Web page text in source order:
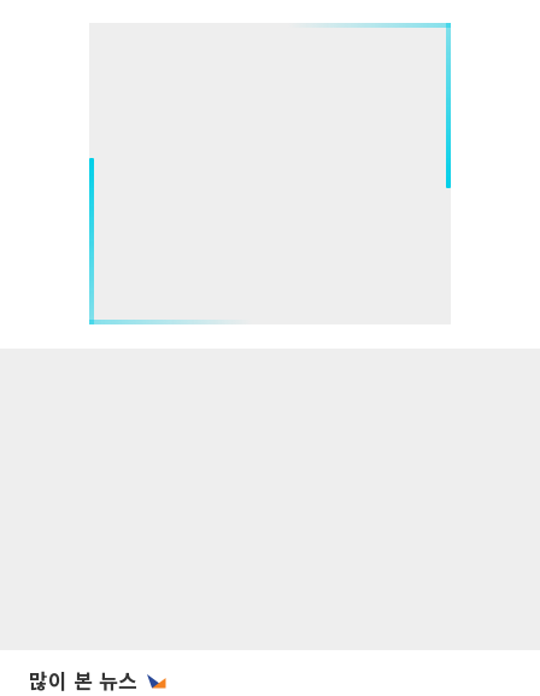
많이 본 뉴스